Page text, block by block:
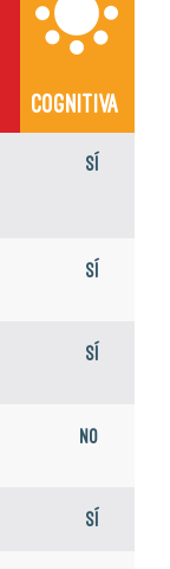
COGNITIVA
Sí
Sí
Sí
No
Sí